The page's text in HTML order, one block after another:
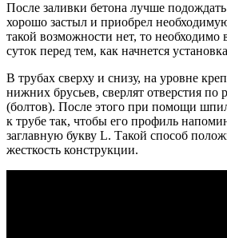
После заливки бетона лучше
хорошо застыл и приобрел
такой возможности нет, то необходимо
суток перед тем, как начнется
В трубах сверху и снизу, на уровне
нижних брусьев, сверлят отверстия по
(болтов). После этого при помощи
к трубе так, чтобы его профиль
заглавную букву L. Такой способ
жесткость конструкции.